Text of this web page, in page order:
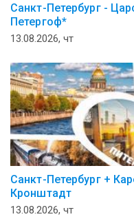
Санкт-Петербург -
Петергоф*
13.08.2026, чт
Санкт-Петербург +
Кронштадт
13.08.2026, чт